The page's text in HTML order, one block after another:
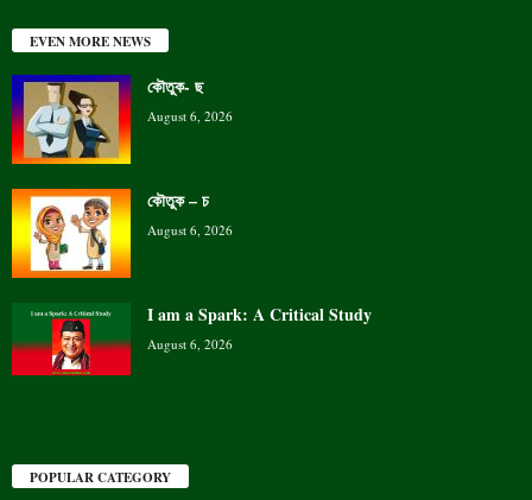
EVEN MORE NEWS
কৌতুক- ছ
August 6, 2026
কৌতুক – চ
August 6, 2026
I am a Spark: A Critical Study
August 6, 2026
POPULAR CATEGORY